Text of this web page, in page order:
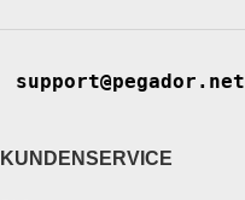
support@pegador.net
KUNDENSERVICE